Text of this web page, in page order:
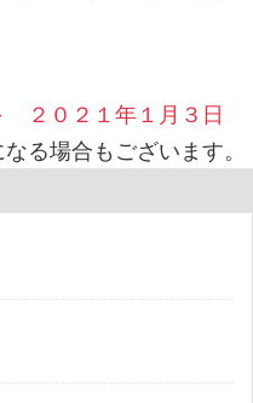
２０２１年１月３日
る場合もございます。